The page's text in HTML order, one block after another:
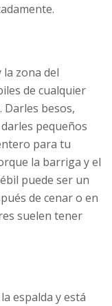
zona del
de cualquier
Darles besos,
pequeños
para tu
la barriga y el
puede ser un
de cenar o en
suelen tener
espalda y está